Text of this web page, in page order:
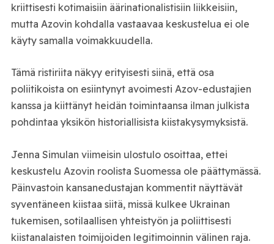
kriittisesti kotimaisiin äärinationalistisiin liikkeisiin,
mutta Azovin kohdalla vastaavaa keskustelua ei ole
käyty samalla voimakkuudella.
Tämä ristiriita näkyy erityisesti siinä, että osa
poliitikoista on esiintynyt avoimesti Azov-edustajien
kanssa ja kiittänyt heidän toimintaansa ilman julkista
pohdintaa yksikön historiallisista kiistakysymyksistä.
Jenna Simulan viimeisin ulostulo osoittaa, ettei
keskustelu Azovin roolista Suomessa ole päättymässä.
Päinvastoin kansanedustajan kommentit näyttävät
syventäneen kiistaa siitä, missä kulkee Ukrainan
tukemisen, sotilaallisen yhteistyön ja poliittisesti
kiistanalaisten toimijoiden legitimoinnin välinen raja.